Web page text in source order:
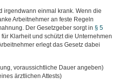
irgendwann einmal krank. Wenn die
Arbeitnehmer an feste Regeln
Der Gesetzgeber sorgt in § 5
für Klarheit und schützt die Unternehmen
erlegt das Gesetz dabei
voraussichtliche Dauer angeben)
ärztlichen Attests)